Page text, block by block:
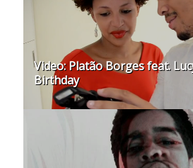
Video: Platão Borges feat.
Birthday